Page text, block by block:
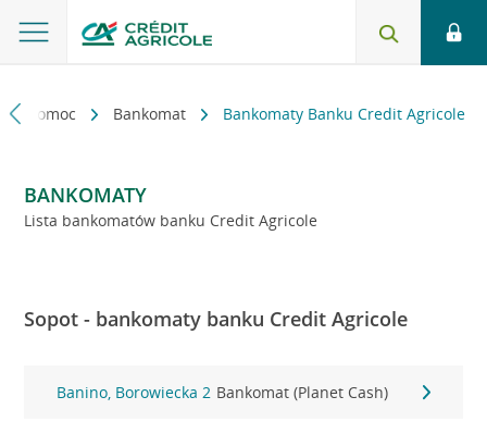
i pomoc Bankomat Bankomaty Banku Credit Agricole
BANKOMATY
Lista bankomatów banku Credit Agricole
Sopot - bankomaty banku Credit Agricole
Banino, Borowiecka 2 Bankomat (Planet Cash)